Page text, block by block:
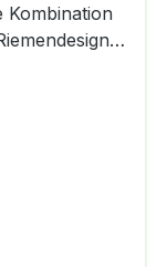
Kombination
Nylon-
für
und